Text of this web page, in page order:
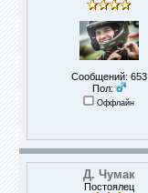
Сообщений: 653
Пол:
Оффлайн
Д. Чумак
Постоялец